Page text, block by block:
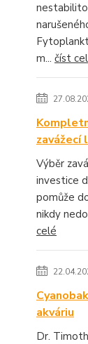
m... číst
zavážecí
Výběr
investice
pomůže
nikdy
celé
akváriu
Dr.